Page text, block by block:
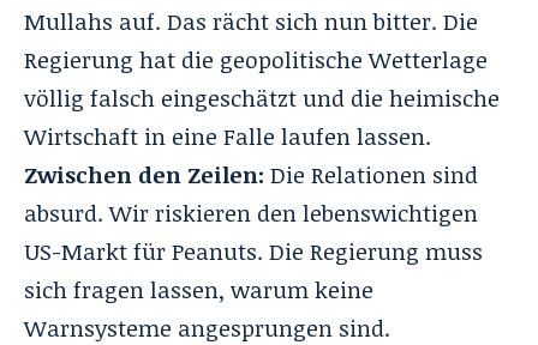
Mullahs auf. Das rächt sich nun bitter. Die
Regierung hat die geopolitische Wetterlage
völlig falsch eingeschätzt und die heimische
Wirtschaft in eine Falle laufen lassen.
Zwischen den Zeilen: Die Relationen sind
absurd. Wir riskieren den lebenswichtigen
US-Markt für Peanuts. Die Regierung muss
sich fragen lassen, warum keine
Warnsysteme angesprungen sind.